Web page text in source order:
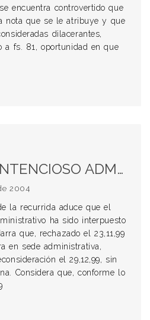
encuentra controvertido que
nota que se le atribuye y que
dilacerantes,
a fs. 81, oportunidad en que
por Riesgo y tareas peligrosas. Prueba de la nota de permanencia. No constitución de la Comisión Especial Permanente de Riesgos y Tareas Peligrosas. Suplemento de Operadores de Equipos Pesados. Prueba. Variabilidad de su monto.
2004
la recurrida aduce que el
ha sido interpuesto
que, rechazado el 23,11,99
en sede administrativa,
el 29,12,99, sin
Considera que, conforme lo